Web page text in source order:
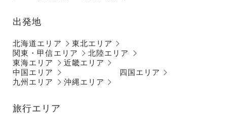
出発地
北海道エリア
東北エリア
関東・甲信エリア
北陸エリア
東海エリア
近畿エリア
中国エリア
四国エリア
九州エリア
沖縄エリア
旅行エリア